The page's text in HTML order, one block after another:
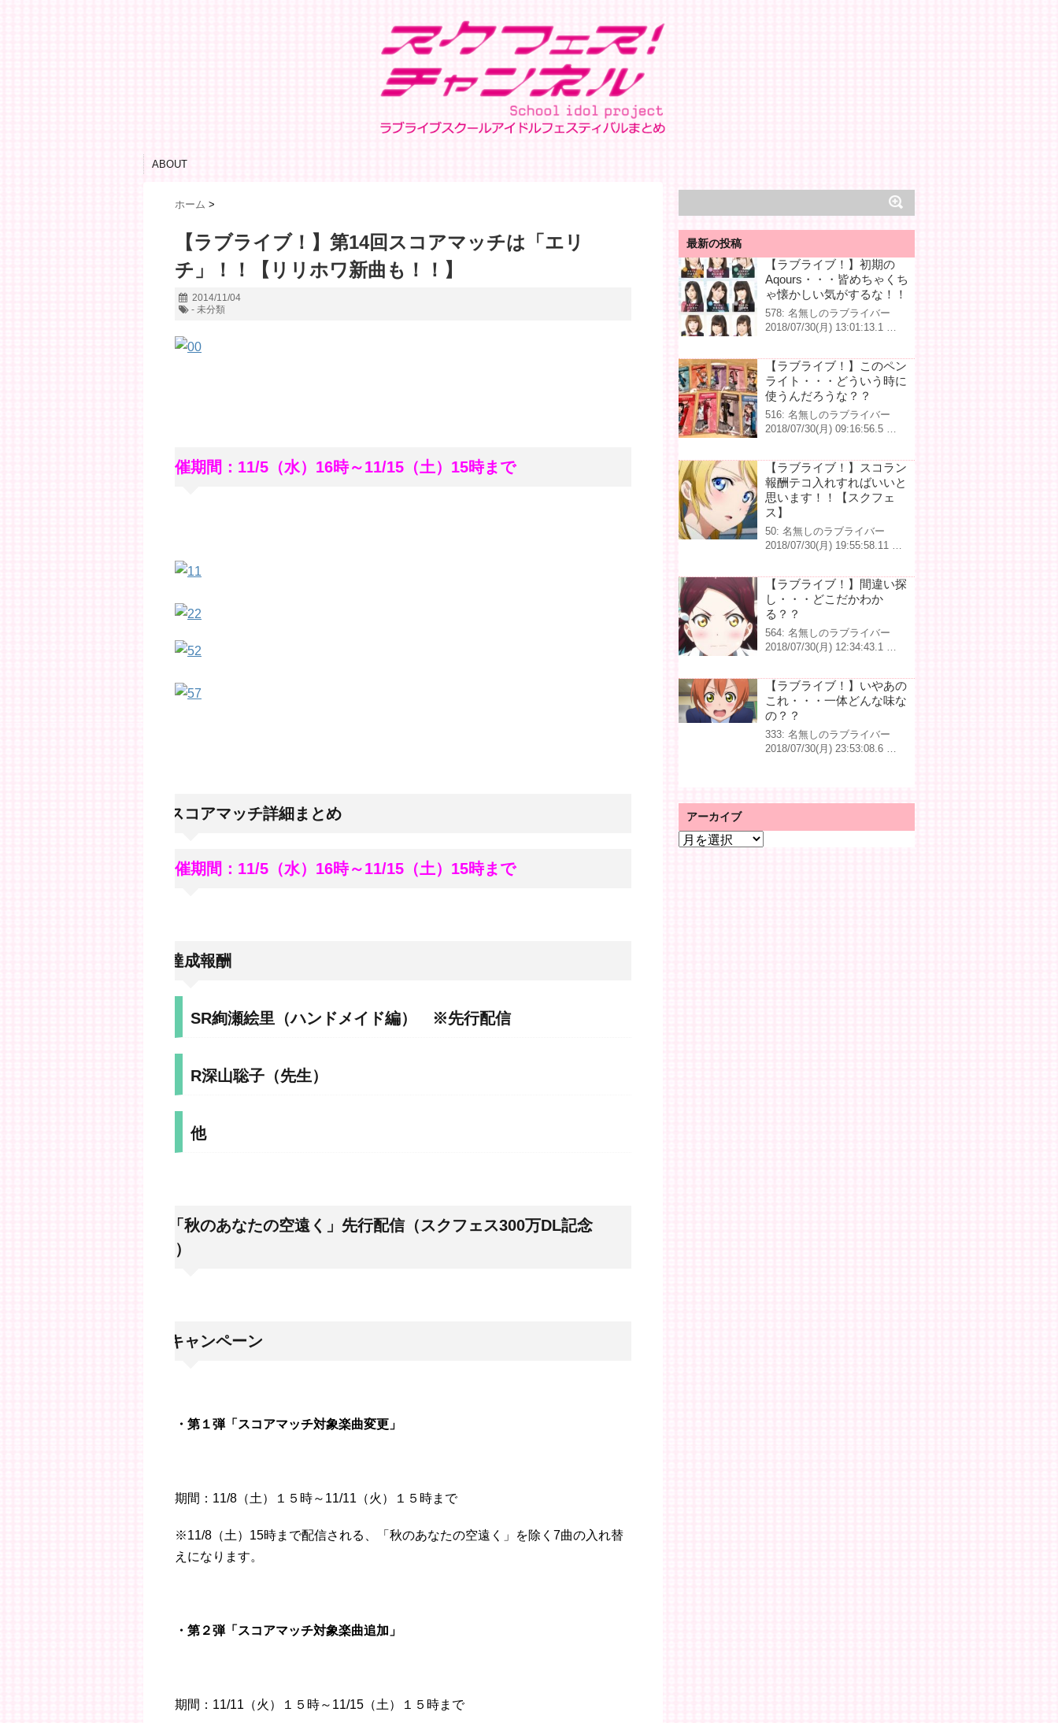
ABOUT
ホーム >
【ラブライブ！】第14回スコアマッチは「エリ
チ」！！【リリホワ新曲も！！】
2014/11/04
- 未分類
開催期間：11/5（水）16時～11/15（土）15時まで
●スコアマッチ詳細まとめ
開催期間：11/5（水）16時～11/15（土）15時まで
●達成報酬
SR絢瀬絵里（ハンドメイド編） ※先行配信
R深山聡子（先生）
他
●「秋のあなたの空遠く」先行配信（スクフェス300万DL記念
曲）
●キャンペーン
・第１弾「スコアマッチ対象楽曲変更」
期間：11/8（土）１５時～11/11（火）１５時まで
※11/8（土）15時まで配信される、「秋のあなたの空遠く」を除く7曲の入れ替
えになります。
・第２弾「スコアマッチ対象楽曲追加」
期間：11/11（火）１５時～11/15（土）１５時まで
最新の投稿
【ラブライブ！】初期の
Aqours・・・皆めちゃくち
ゃ懐かしい気がするな！！
578: 名無しのラブライバー
2018/07/30(月) 13:01:13.1 …
【ラブライブ！】このペン
ライト・・・どういう時に
使うんだろうな？？
516: 名無しのラブライバー
2018/07/30(月) 09:16:56.5 …
【ラブライブ！】スコラン
報酬テコ入れすればいいと
思います！！【スクフェ
ス】
50: 名無しのラブライバー
2018/07/30(月) 19:55:58.11 …
【ラブライブ！】間違い探
し・・・どこだかわか
る？？
564: 名無しのラブライバー
2018/07/30(月) 12:34:43.1 …
【ラブライブ！】いやあの
これ・・・一体どんな味な
の？？
333: 名無しのラブライバー
2018/07/30(月) 23:53:08.6 …
アーカイブ
ア